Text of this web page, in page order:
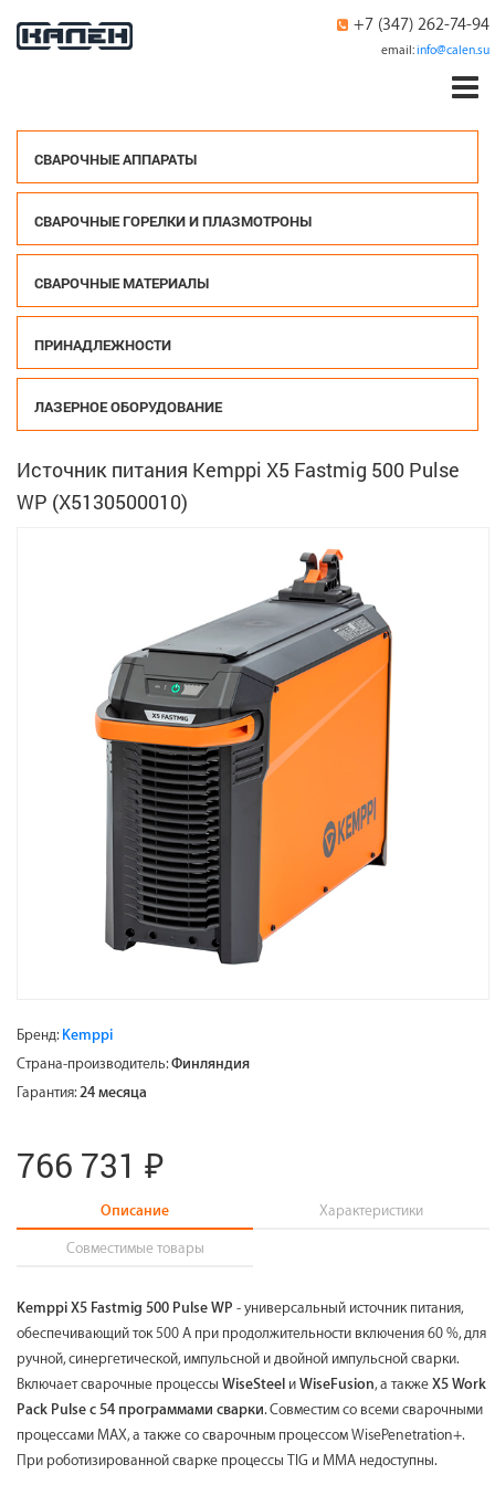
+7 (347) 262-74-94
email:info@calen.su
СВАРОЧНЫЕ АППАРАТЫ
СВАРОЧНЫЕ ГОРЕЛКИ И ПЛАЗМОТРОНЫ
СВАРОЧНЫЕ МАТЕРИАЛЫ
ПРИНАДЛЕЖНОСТИ
ЛАЗЕРНОЕ ОБОРУДОВАНИЕ
Источник питания Kemppi X5 Fastmig 500 Pulse
WP (X5130500010)
Бренд: Kemppi
Страна-производитель: Финляндия
Гарантия: 24 месяца
766 731 ₽
Описание Характеристики
Совместимые товары
Kemppi X5 Fastmig 500 Pulse WP - универсальный источник питания,
обеспечивающий ток 500 А при продолжительности включения 60 %, для
ручной, синергетической, импульсной и двойной импульсной сварки.
Включает сварочные процессы WiseSteel и WiseFusion, а также X5 Work
Pack Pulse с 54 программами сварки. Совместим со всеми сварочными
процессами MAX, а также со сварочным процессом WisePenetration+.
При роботизированной сварке процессы TIG и MMA недоступны.